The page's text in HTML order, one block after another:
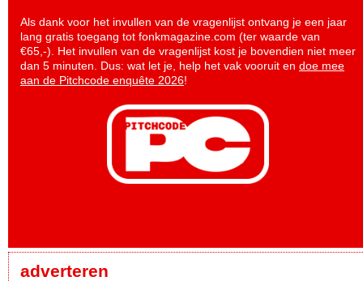
Als dank voor het invullen van de vragenlijst ontvang je een jaar
lang gratis toegang tot fonkmagazine.com (ter waarde van
€65,-). Het invullen van de vragenlijst kost je bovendien niet meer
dan 5 minuten. Dus: wat let je, help het vak vooruit en doe mee
aan de Pitchcode enquête 2026!
adverteren